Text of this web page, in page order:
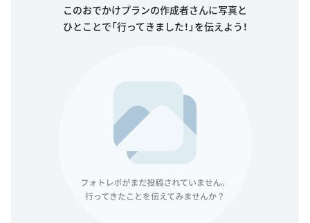
このおでかけプランの作成者さんに写真と
ひとことで「行ってきました！」を伝えよう！